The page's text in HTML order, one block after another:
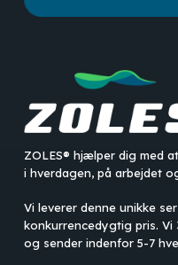
ZOLES® hjælper dig med
i hverdagen, på arbejdet
Vi leverer denne unikke
konkurrencedygtig pris. Vi
og sender indenfor 5-7